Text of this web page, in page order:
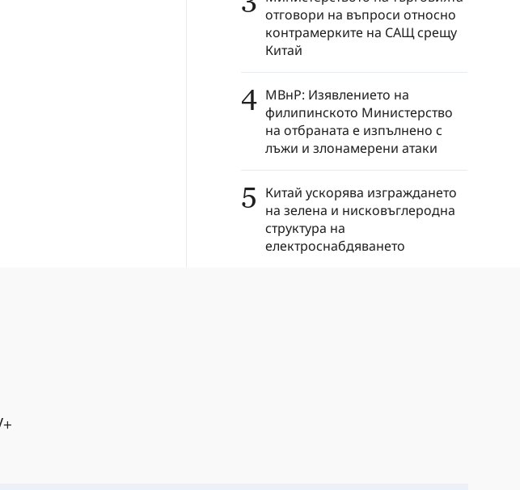
отговори на въпроси относно
контрамерките на САЩ срещу
Китай
4 МВнР: Изявлението на
филипинското Министерство
на отбраната е изпълнено с
лъжи и злонамерени атаки
5 Китай ускорява изграждането
на зелена и нисковъглеродна
структура на
електроснабдяването